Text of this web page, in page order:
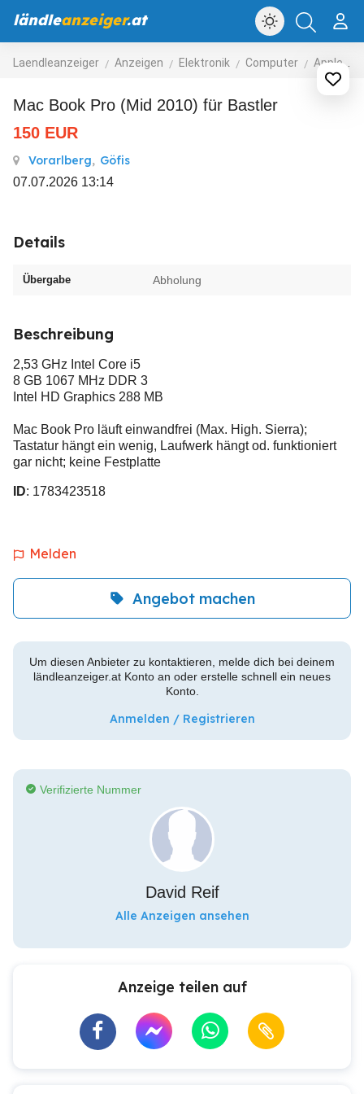
ländleanzeiger.at
Laendleanzeiger Anzeigen Elektronik Computer Apple-Computer
Mac Book Pro (Mid 2010) für Bastler
150 EUR
Vorarlberg, Göfis
07.07.2026 13:14
Details
Übergabe Abholung
Beschreibung
2,53 GHz Intel Core i5
8 GB 1067 MHz DDR 3
Intel HD Graphics 288 MB
Mac Book Pro läuft einwandfrei (Max. High. Sierra);
Tastatur hängt ein wenig, Laufwerk hängt od. funktioniert
gar nicht; keine Festplatte
ID: 1783423518
Melden
Angebot machen
Um diesen Anbieter zu kontaktieren, melde dich bei deinem
ländleanzeiger.at Konto an oder erstelle schnell ein neues
Konto.
Anmelden / Registrieren
Verifizierte Nummer
David Reif
Alle Anzeigen ansehen
Anzeige teilen auf